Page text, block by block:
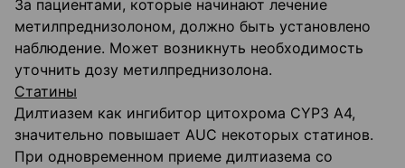
За пациентами, которые начинают лечение
метилпреднизолоном, должно быть установлено
наблюдение. Может возникнуть необходимость
уточнить дозу метилпреднизолона.
Статины
Дилтиазем как ингибитор цитохрома CYP3 А4,
значительно повышает AUC некоторых статинов.
При одновременном приеме дилтиазема со